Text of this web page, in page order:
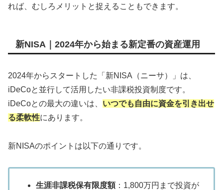
れば、むしろメリットと捉えることもできます。
新NISA｜2024年から始まる新定番の資産運用
2024年からスタートした「新NISA（ニーサ）」は、
iDeCoと並行して活用したい非課税投資制度です。
iDeCoとの最大の違いは、 いつでも自由に資金を引き出せ
る柔軟性にあります。
新NISAのポイントは以下の通りです。
生涯非課税保有限度額：1,800万円まで投資が